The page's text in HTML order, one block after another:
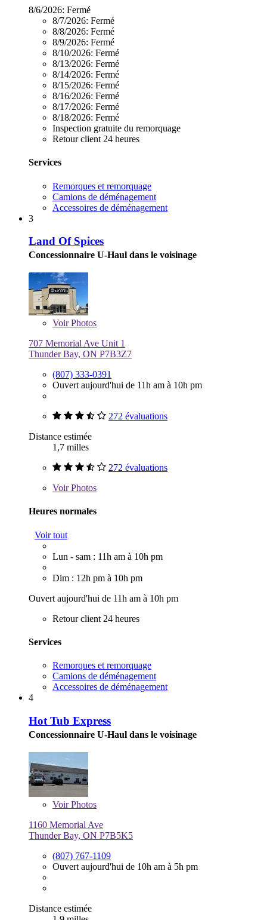
8/6/2026: Fermé
8/7/2026: Fermé
8/8/2026: Fermé
8/9/2026: Fermé
8/10/2026: Fermé
8/13/2026: Fermé
8/14/2026: Fermé
8/15/2026: Fermé
8/16/2026: Fermé
8/17/2026: Fermé
8/18/2026: Fermé
Inspection gratuite du remorquage
Retour client 24 heures
Services
Remorques et remorquage
Camions de déménagement
Accessoires de déménagement
3
Land Of Spices
Concessionnaire U-Haul dans le voisinage
VoirPhotos
707 Memorial Ave Unit 1
Thunder Bay, ON P7B3Z7
(807) 333-0391
Ouvert aujourd'hui de 11h am à 10h pm
272 évaluations
Distance estimée
1,7 milles
272 évaluations
VoirPhotos
Heures normales
Voir tout
Lun - sam : 11h am à 10h pm
Dim : 12h pm à 10h pm
Ouvert aujourd'hui de 11h am à 10h pm
Retour client 24 heures
Services
Remorques et remorquage
Camions de déménagement
Accessoires de déménagement
4
Hot Tub Express
Concessionnaire U-Haul dans le voisinage
VoirPhotos
1160 Memorial Ave
Thunder Bay, ON P7B5K5
(807) 767-1109
Ouvert aujourd'hui de 10h am à 5h pm
Distance estimée